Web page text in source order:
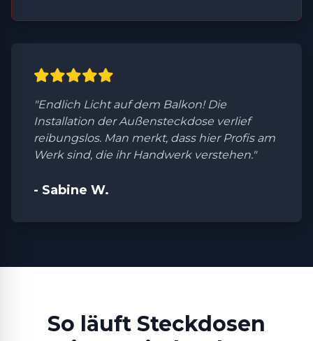
"Endlich Licht auf dem Balkon! Die
Installation der Außensteckdose verlief
reibungslos. Man merkt, dass hier Profis am
Werk sind, die ihr Handwerk verstehen."
- Sabine W.
So läuft Steckdosen